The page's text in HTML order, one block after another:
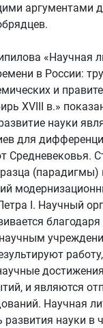
аргументами
«Научная
в России:
и
XVIII в.»
науки
для
Средневековья.
(парадигмы)
I. Научный
и являются
Научная
науки в